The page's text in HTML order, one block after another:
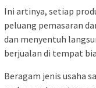
Ini artinya, setiap
peluang pemasaran
dan menyentuh
berjualan di tempat
Beragam jenis usaha